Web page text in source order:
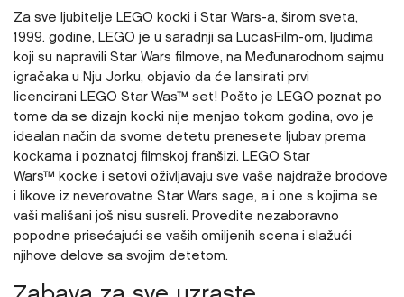
Za sve ljubitelje LEGO kocki i Star Wars-a, širom sveta,
1999. godine, LEGO je u saradnji sa LucasFilm-om, ljudima
koji su napravili Star Wars filmove, na Međunarodnom sajmu
igračaka u Nju Jorku, objavio da će lansirati prvi
licencirani LEGO Star Was™ set! Pošto je LEGO poznat po
tome da se dizajn kocki nije menjao tokom godina, ovo je
idealan način da svome detetu prenesete ljubav prema
kockama i poznatoj filmskoj franšizi. LEGO Star
Wars™ kocke i setovi oživljavaju sve vaše najdraže brodove
i likove iz neverovatne Star Wars sage, a i one s kojima se
vaši mališani još nisu susreli. Provedite nezaboravno
popodne prisećajući se vaših omiljenih scena i slažući
njihove delove sa svojim detetom.
Zabava za sve uzraste